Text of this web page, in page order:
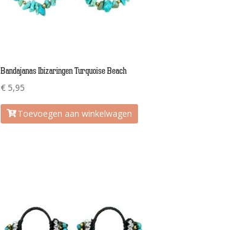
Bandajanas Ibizaringen Turquoise Beach
€5,95
Toevoegen aan winkelwagen